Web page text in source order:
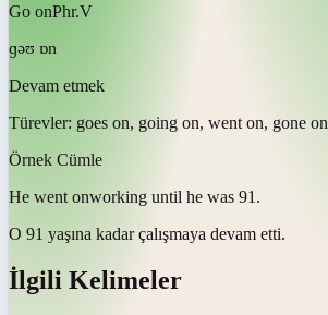
Go onPhr.V
ɡəʊ ɒn
Devam etmek
Türevler: goes on, going on, went on, gone on
Örnek Cümle
He went onworking until he was 91.
O 91 yaşına kadar çalışmaya devam etti.
İlgili Kelimeler